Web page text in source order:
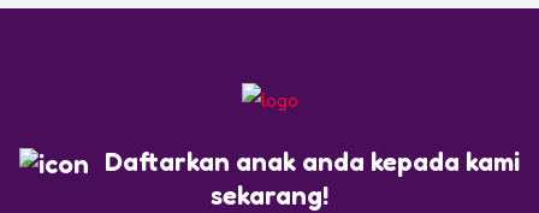
Daftarkan anak anda kepada kami
sekarang!